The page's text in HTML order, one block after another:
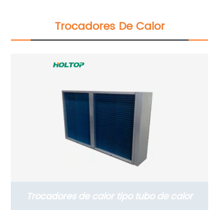
Trocadores De Calor
Trocadores de calor tipo tubo de calor